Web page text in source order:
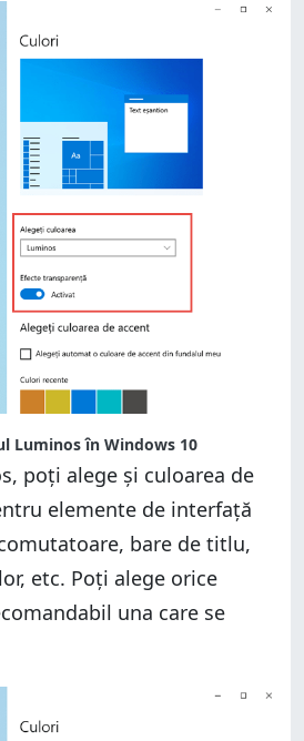
Luminos în Windows 10
poți alege și culoarea de
elemente de interfață
bare de titlu,
etc. Poți alege orice
una care se